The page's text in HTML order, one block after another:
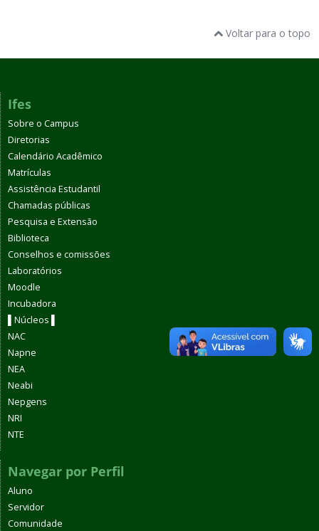
Voltar para o topo
Ifes
Sobre o Campus
Diretorias
Calendário Acadêmico
Matrículas
Assistência Estudantil
Chamadas públicas
Pesquisa e Extensão
Biblioteca
Conselhos e comissões
Laboratórios
Moodle
Incubadora
▌Núcleos ▌
NAC
Napne
NEA
Neabi
Nepgens
NRI
NTE
Navegar por Perfil
Aluno
Servidor
Comunidade